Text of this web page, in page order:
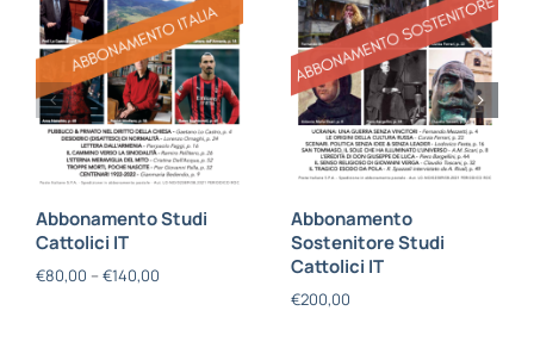
Abbonamento Studi
Cattolici IT
€80,00 – €140,00
Abbonamento
Sostenitore Studi
Cattolici IT
€200,00